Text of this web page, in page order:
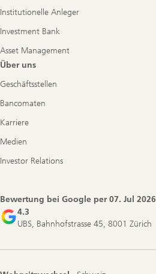
Institutionelle Anleger
Investment Bank
Asset Management
Über uns
Geschäftsstellen
Bancomaten
Karriere
Medien
Investor Relations
Bewertung bei Google per07. Jul 2026
4.3
UBS, Bahnhofstrasse 45, 8001 Zürich